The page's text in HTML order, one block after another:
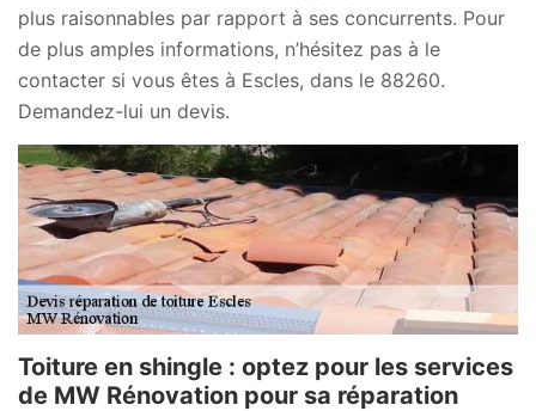
plus raisonnables par rapport à ses concurrents. Pour
de plus amples informations, n’hésitez pas à le
contacter si vous êtes à Escles, dans le 88260.
Demandez-lui un devis.
Toiture en shingle : optez pour les services
de MW Rénovation pour sa réparation